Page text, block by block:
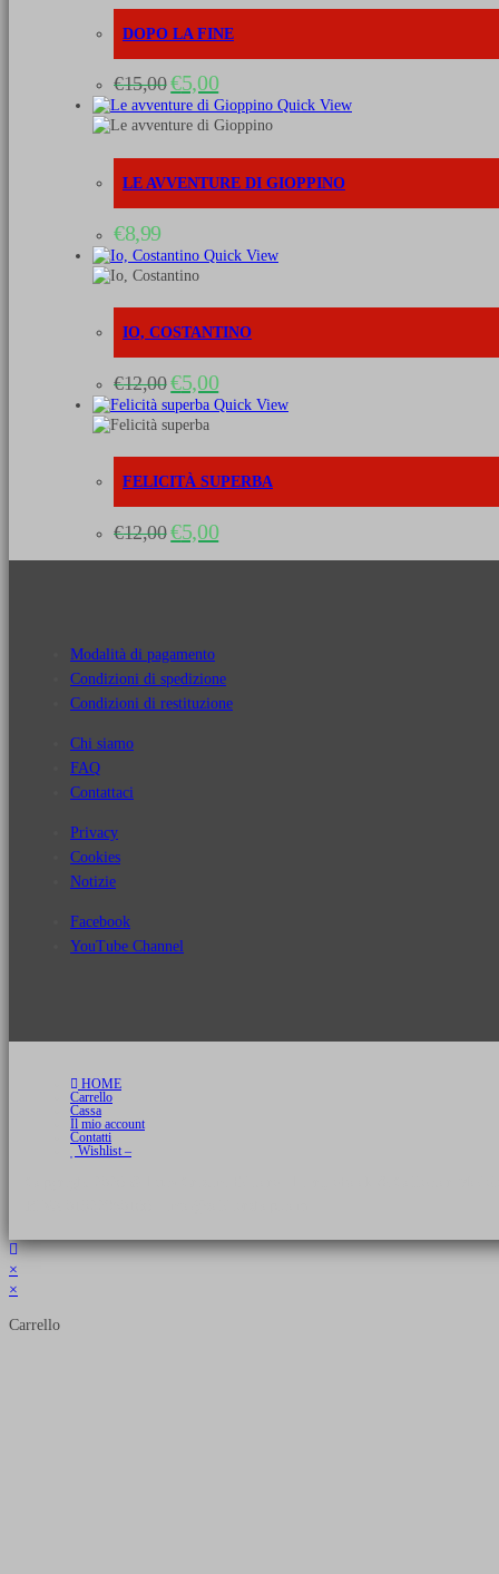
DOPO LA FINE
€15,00Il
prezzo
originale
era:
€5,00Il
prezzo
attuale
è:
Quick View
LE AVVENTURE DI GIOPPINO
€8,99
Quick View
IO, COSTANTINO
€12,00Il
prezzo
originale
era:
€5,00Il
prezzo
attuale
Quick View
FELICITÀ SUPERBA
€12,00Il
prezzo
originale
€5,00Il
prezzo
attuale
Modalità di pagamento
Condizioni di spedizione
Condizioni di restituzione
Chi siamo
FAQ
Contattaci
Privacy
Cookies
Notizie
Facebook
YouTube Channel
HOME
Carrello
Cassa
Il mio account
Contatti
Wishlist –
×
×
Carrello